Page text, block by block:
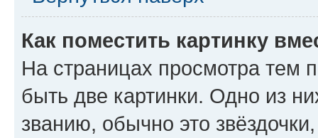
Как поместить картинку
На страницах просмотра тем
быть две картинки. Одно из
званию, обычно это